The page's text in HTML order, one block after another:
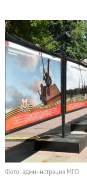
Фото: администрация МГО